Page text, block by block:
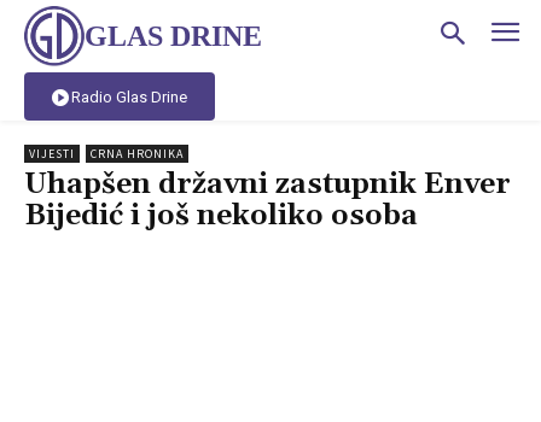
GLAS DRINE
Radio Glas Drine
VIJESTI CRNA HRONIKA
Uhapšen državni zastupnik Enver
Bijedić i još nekoliko osoba